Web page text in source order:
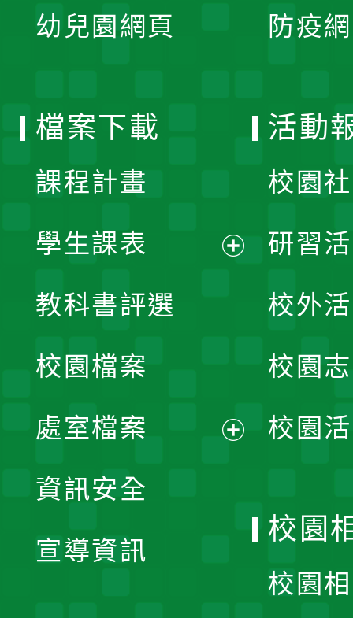
幼兒園網頁 防疫
檔案下載
課程計畫
學生課表
單
教科書評選
校園檔案
處室檔案
資訊安全
宣導資訊
活動
校園
研習
校外
校園
校園
校園
校園